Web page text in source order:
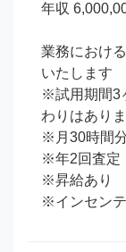
年収
業務におけ
いたします
※試用期間3
わりはありま
※月30時間
※年2回査定
※昇給あり
※インセンテ